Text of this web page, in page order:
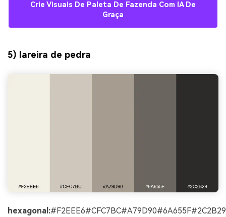
Crie Visuais De Paleta De Fazenda Com IA De
Graça
5) lareira de pedra
hexagonal:#F2EEE6#CFC7BC#A79D90#6A655F#2C2B29